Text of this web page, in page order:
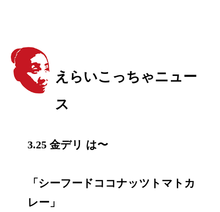
えらいこっちゃニュー
ス
3.25 金デリ は〜
「シーフードココナッツトマトカ
レー」